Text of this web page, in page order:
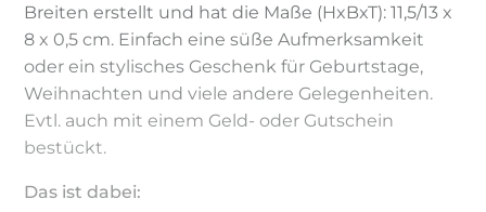
Breiten erstellt und hat die Maße (HxBxT): 11,5/13 x
8 x 0,5 cm. Einfach eine süße Aufmerksamkeit
oder ein stylisches Geschenk für Geburtstage,
Weihnachten und viele andere Gelegenheiten.
Evtl. auch mit einem Geld- oder Gutschein
bestückt.
Das ist dabei: